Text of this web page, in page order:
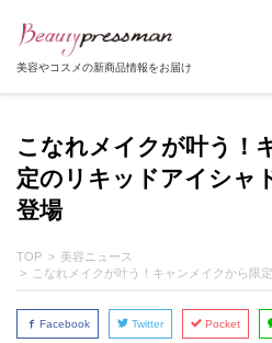
美容やコスメの新商品情報をお届け
こなれメイクが叶う！
定のリキッドアイシャ
登場
TOP
美容ニュース
こなれメイクが叶う！キャンメイクから限定のリ
Facebook Twitter Pocket